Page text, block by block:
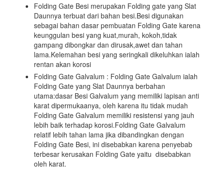
Folding Gate Besi merupakan Folding gate yang Slat
Daunnya terbuat dari bahan besi.Besi digunakan
sebagai bahan dasar pembuatan Folding Gate karena
keunggulan besi yang kuat,murah, kokoh,tidak
gampang dibongkar dan dirusak,awet dan tahan
lama.Kelemahan besi yang seringkali dikeluhkan ialah
rentan akan korosi
Folding Gate Galvalum : Folding Gate Galvalum ialah
Folding Gate yang Slat Daunnya berbahan
utama:dasar Besi Galvalum yang memiliki lapisan anti
karat dipermukaanya, oleh karena itu tidak mudah
Folding Gate Galvalum memiliki resistensi yang jauh
lebih baik terhadap korosi.Folding Gate Galvalum
relatif lebih tahan lama jika dibandingkan dengan
Folding Gate Besi, ini disebabkan karena penyebab
terbesar kerusakan Folding Gate yaitu disebabkan
oleh karat.